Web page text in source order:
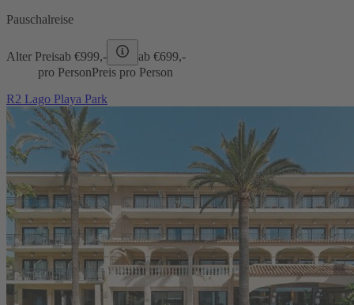
Pauschalreise
Alter Preisab €999,- ab €699,-
pro PersonPreis pro Person
R2 Lago Playa Park